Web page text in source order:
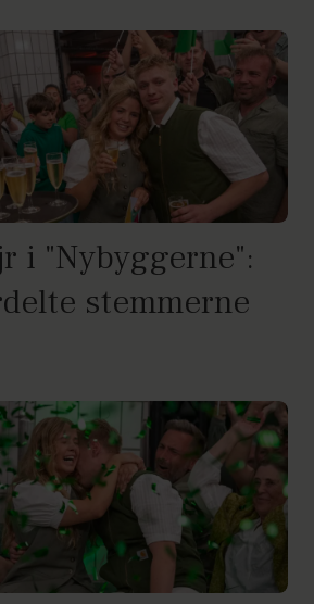
i "Nybyggerne":
stemmerne